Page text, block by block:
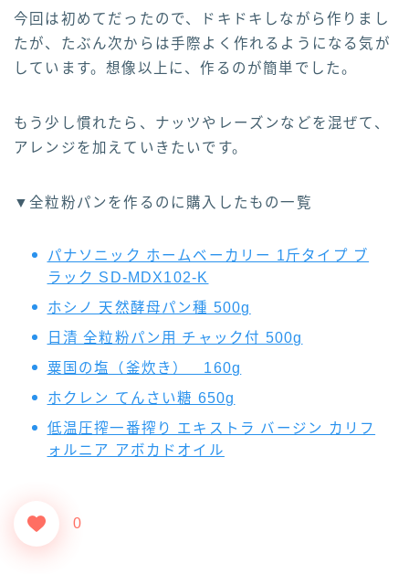
Follow Me
今回は初めてだったので、ドキドキしながら作りまし
たが、たぶん次からは手際よく作れるようになる気が
しています。想像以上に、作るのが簡単でした。
もう少し慣れたら、ナッツやレーズンなどを混ぜて、
アレンジを加えていきたいです。
▼全粒粉パンを作るのに購入したもの一覧
パナソニック ホームベーカリー 1斤タイプ ブ
ラック SD-MDX102-K
ホシノ 天然酵母パン種 500g
日清 全粒粉パン用 チャック付 500g
粟国の塩（釜炊き） 160g
ホクレン てんさい糖 650g
低温圧搾一番搾り エキストラ バージン カリフ
ォルニア アボカドオイル
0